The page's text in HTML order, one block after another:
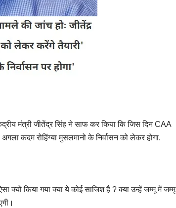
मंत्री जीतेंद्र सिंह ने साफ कर किया कि जिस दिन CAA
कदम रोहिंग्या मुसलमानो के निर्वासन को लेकर होगा.
क्यों किया गया क्या ये कोई साजिश है ? क्या उन्हें जम्मू में जम्मू